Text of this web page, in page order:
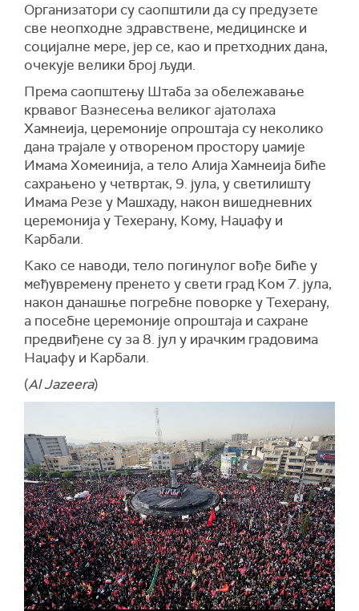
Организатори су саопштили да су предузете
све неопходне здравствене, медицинске и
социјалне мере, јер се, као и претходних дана,
очекује велики број људи.
Према саопштењу Штаба за обележавање
крвавог Вазнесења великог ајатолаха
Хамнеија, церемоније опроштаја су неколико
дана трајале у отвореном простору џамије
Имама Хомеинија, а тело Алија Хамнеија биће
сахрањено у четвртак, 9. јула, у светилишту
Имама Резе у Машхаду, након вишедневних
церемонија у Техерану, Кому, Наџафу и
Карбали.
Како се наводи, тело погинулог вође биће у
међувремену пренето у свети град Ком 7. јула,
након данашње погребне поворке у Техерану,
а посебне церемоније опроштаја и сахране
предвиђене су за 8. јул у ирачким градовима
Наџафу и Карбали.
(Al Jazeera)